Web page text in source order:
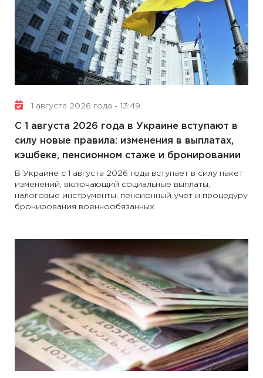
1 августа 2026 года - 13:49
С 1 августа 2026 года в Украине вступают в
силу новые правила: изменения в выплатах,
кэшбеке, пенсионном стаже и бронировании
В Украине с 1 августа 2026 года вступает в силу пакет
изменений, включающий социальные выплаты,
налоговые инструменты, пенсионный учет и процедуру
бронирования военнообязанных